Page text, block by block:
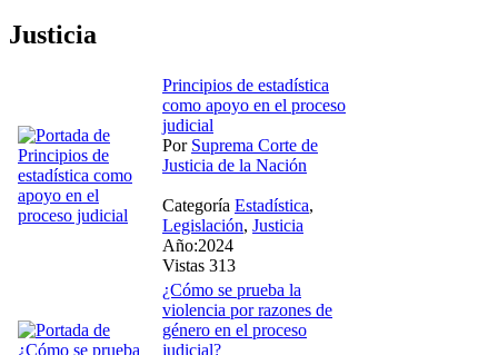
Justicia
Principios de estadística
como apoyo en el proceso
judicial
Por Suprema Corte de
Justicia de la Nación
Categoría Estadística,
Legislación, Justicia
Año:2024
Vistas 313
¿Cómo se prueba la
violencia por razones de
género en el proceso
judicial?